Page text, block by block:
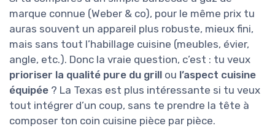
marque connue (Weber & co), pour le même prix tu
auras souvent un appareil plus robuste, mieux fini,
mais sans tout l’habillage cuisine (meubles, évier,
angle, etc.). Donc la vraie question, c’est : tu veux
prioriser la qualité pure du grill ou l’aspect cuisine
équipée ? La Texas est plus intéressante si tu veux
tout intégrer d’un coup, sans te prendre la tête à
composer ton coin cuisine pièce par pièce.